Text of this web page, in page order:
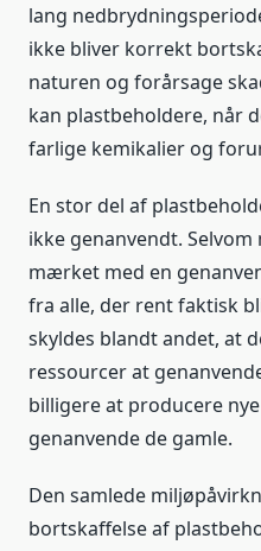
lang
ikke bliver korrekt
naturen og forårsage
kan plastbeholdere, når
farlige kemikalier og
En stor del af
ikke genanvendt.
mærket med en
fra alle, der rent faktisk
skyldes blandt andet, at
ressourcer at
billigere at producere
genanvende de gamle.
Den samlede
bortskaffelse af